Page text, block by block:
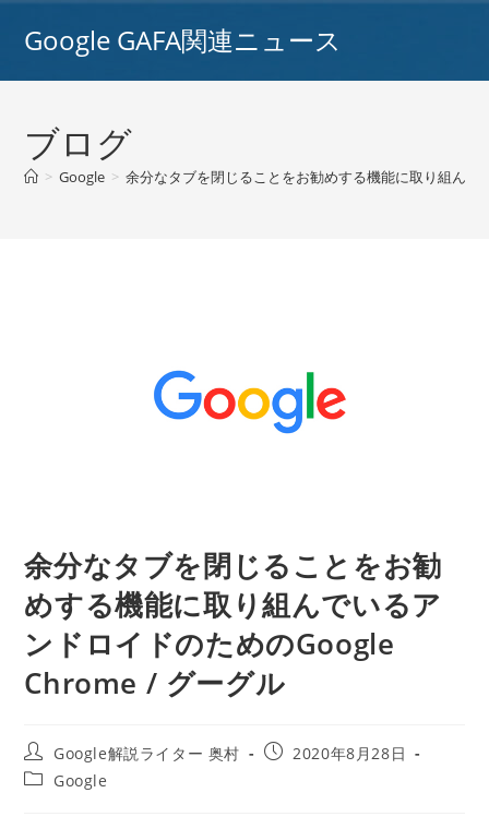
Google GAFA関連ニュース
ブログ
> Google > 余分なタブを閉じることをお勧めする機能に取り組ん
余分なタブを閉じることをお勧
めする機能に取り組んでいるア
ンドロイドのためのGoogle
Chrome / グーグル
投
稿
者:
Google解説ライター 奥村
投
2020年8月28日
投
Google